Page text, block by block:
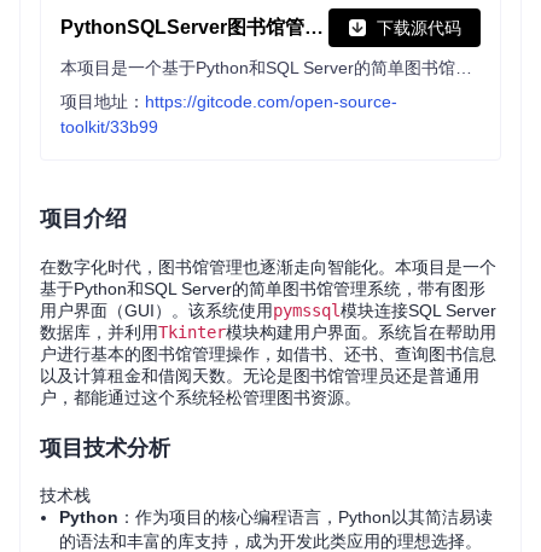
PythonSQLServer图书馆管理系统带GUI简单版 下载源代码
项目地址： https://gitcode.com/open-source-
toolkit/33b99
项目介绍
在数字化时代，图书馆管理也逐渐走向智能化。本项目是一个
基于Python和SQL Server的简单图书馆管理系统，带有图形
用户界面（GUI）。该系统使用pymssql模块连接SQL Server
数据库，并利用Tkinter模块构建用户界面。系统旨在帮助用
户进行基本的图书馆管理操作，如借书、还书、查询图书信息
以及计算租金和借阅天数。无论是图书馆管理员还是普通用
户，都能通过这个系统轻松管理图书资源。
项目技术分析
技术栈
Python ：作为项目的核心编程语言，Python以其简洁易读
的语法和丰富的库支持，成为开发此类应用的理想选择。